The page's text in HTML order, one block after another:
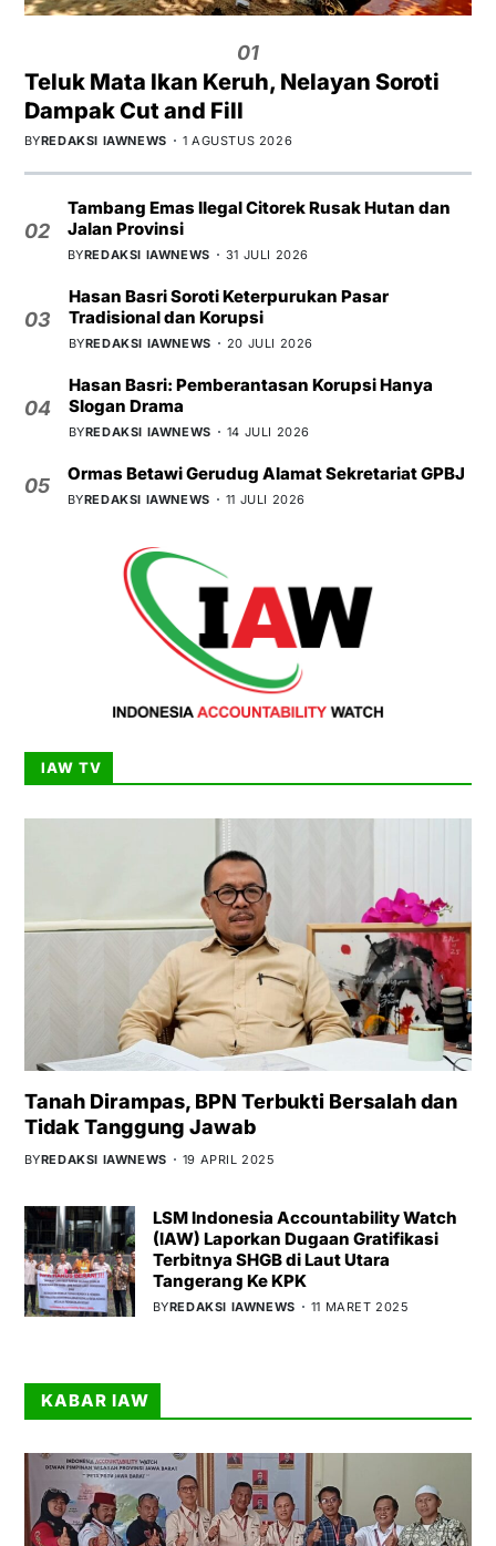
01
Teluk Mata Ikan Keruh, Nelayan Soroti
Dampak Cut and Fill
BYREDAKSI IAWNEWS 1 AGUSTUS 2026
02
Tambang Emas Ilegal Citorek Rusak Hutan dan
Jalan Provinsi
BYREDAKSI IAWNEWS 31 JULI 2026
03
Hasan Basri Soroti Keterpurukan Pasar
Tradisional dan Korupsi
BYREDAKSI IAWNEWS 20 JULI 2026
04
Hasan Basri: Pemberantasan Korupsi Hanya
Slogan Drama
BYREDAKSI IAWNEWS 14 JULI 2026
05
Ormas Betawi Gerudug Alamat Sekretariat GPBJ
BYREDAKSI IAWNEWS 11 JULI 2026
IAW TV
Tanah Dirampas, BPN Terbukti Bersalah dan
Tidak Tanggung Jawab
BYREDAKSI IAWNEWS 19 APRIL 2025
LSM Indonesia Accountability Watch
(IAW) Laporkan Dugaan Gratifikasi
Terbitnya SHGB di Laut Utara
Tangerang Ke KPK
BYREDAKSI IAWNEWS 11 MARET 2025
KABAR IAW